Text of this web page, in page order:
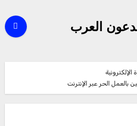
العرب
الإلكترونية
بالعمل الحر عبر الإنترنت